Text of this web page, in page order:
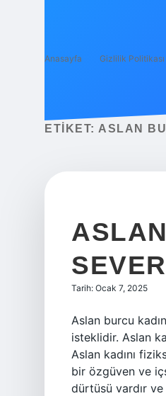
Anasayfa Gizlilik Politikası
ETIKET: ASLAN
Tarih: Ocak 7, 2025
Aslan burcu
isteklidir. Aslan
Aslan kadını
bir özgüven ve
dürtüsü vardır